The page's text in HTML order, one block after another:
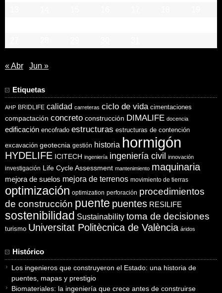
« Abr Jun »
Etiquetas
AHP BRIDLIFE calidad carreteras ciclo de vida cimentaciones
compactación concreto construcción DIMALIFE docencia
edificación encofrado estructuras estructuras de contención
excavación geotecnia gestión historia hormigón
HYDELIFE ICITECH ingeniería ingeniería civil innovación
investigación Life Cycle Assessment mantenimiento maquinaria
mejora de suelos mejora de terrenos movimiento de tierras
optimización optimization perforación procedimientos
de construcción puente puentes RESILIFE
sostenibilidad Sustainability toma de decisiones
turismo Universitat Politècnica de València áridos
Histórico
Los ingenieros que construyeron el Estado: una historia de
puentes, mapas y prestigio
Biomateriales: la ingeniería que crece antes de construirse